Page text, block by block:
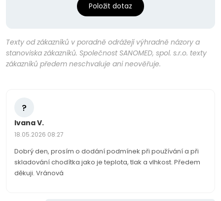
Položit dotaz
Texty od zákazníků v poradně odrážejí výhradně názory a
stanoviska zákazníků. Společnost SANOMED, spol. s.r.o. texty
zákazníků předem neschvaluje ani neověřuje.
?
Ivana V.
18.05.2026 08:27
Dobrý den, prosím o dodání podmínek při používání a při
skladování chodítka jako je teplota, tlak a vlhkost. Předem
děkuji. Vránová